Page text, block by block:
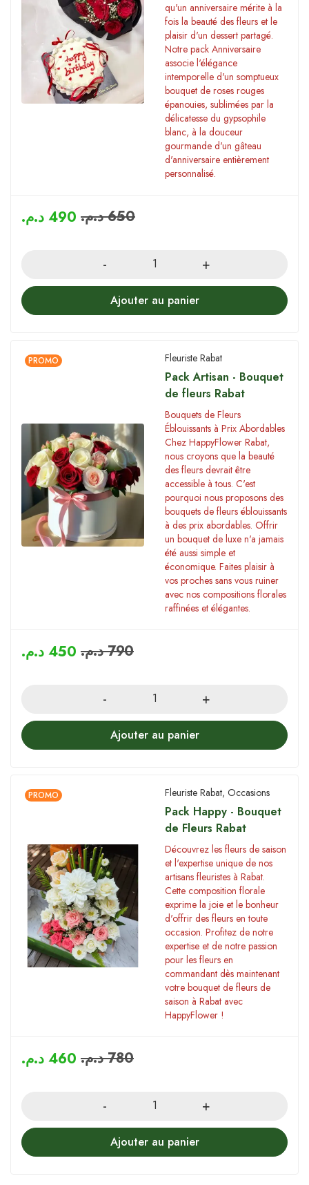
qu'un anniversaire mérite à la
fois la beauté des fleurs et le
plaisir d'un dessert partagé.
Notre pack Anniversaire
associe l'élégance
intemporelle d'un somptueux
bouquet de roses rouges
épanouies, sublimées par la
délicatesse du gypsophile
blanc, à la douceur
gourmande d'un gâteau
d'anniversaire entièrement
personnalisé.
650 د.م. 490 د.م.
Ajouter au panier
PROMO Fleuriste Rabat
Pack Artisan - Bouquet
de fleurs Rabat
Bouquets de Fleurs
Éblouissants à Prix Abordables
Chez HappyFlower Rabat,
nous croyons que la beauté
des fleurs devrait être
accessible à tous. C'est
pourquoi nous proposons des
bouquets de fleurs éblouissants
à des prix abordables. Offrir
un bouquet de luxe n'a jamais
été aussi simple et
économique. Faites plaisir à
vos proches sans vous ruiner
avec nos compositions florales
raffinées et élégantes.
790 د.م. 450 د.م.
Ajouter au panier
PROMO Fleuriste Rabat, Occasions
Pack Happy - Bouquet
de Fleurs Rabat
Découvrez les fleurs de saison
et l'expertise unique de nos
artisans fleuristes à Rabat.
Cette composition florale
exprime la joie et le bonheur
d'offrir des fleurs en toute
occasion. Profitez de notre
expertise et de notre passion
pour les fleurs en
commandant dès maintenant
votre bouquet de fleurs de
saison à Rabat avec
HappyFlower !
780 د.م. 460 د.م.
Ajouter au panier